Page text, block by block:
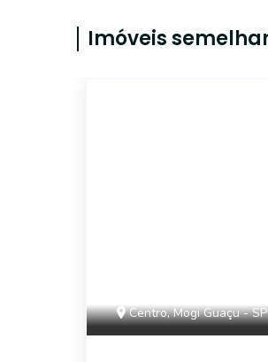
Imóveis
Centro, Mogi Guaçu - SP